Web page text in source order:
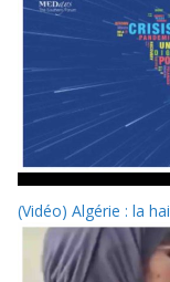
(Vidéo) Algérie : la